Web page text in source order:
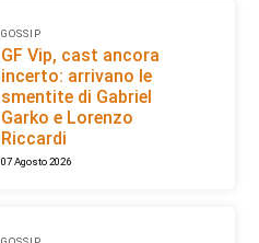
GOSSIP
GF Vip, cast ancora
incerto: arrivano le
smentite di Gabriel
Garko e Lorenzo
Riccardi
07 Agosto 2026